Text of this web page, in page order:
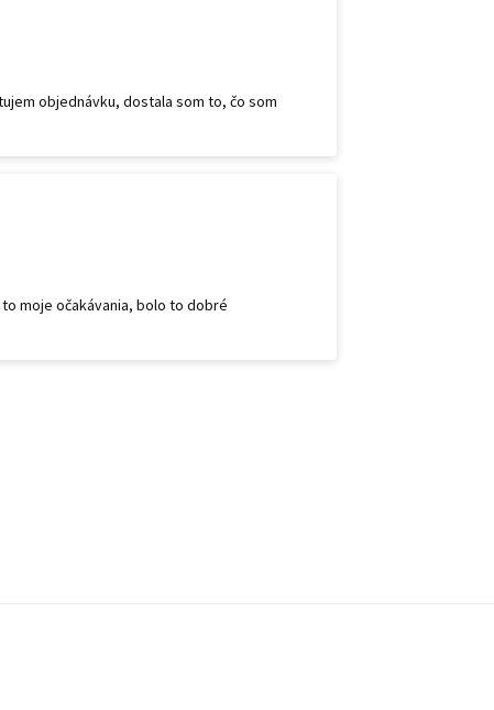
objednávku, dostala som to, čo som
moje očakávania, bolo to dobré